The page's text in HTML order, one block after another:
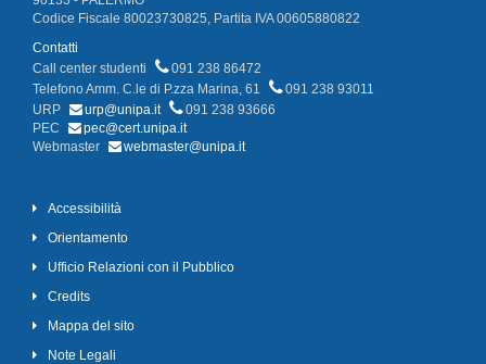
Codice Fiscale 80023730825, Partita IVA 00605880822
Contatti
Call center studenti
091 238 86472
Telefono Amm. C.le di P.zza Marina, 61
091 238 93011
URP
urp@unipa.it
091 238 93666
PEC
pec@cert.unipa.it
Webmaster
webmaster@unipa.it
Accessibilità
Orientamento
Ufficio Relazioni con il Pubblico
Credits
Mappa del sito
Note Legali